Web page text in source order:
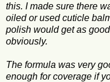
this. I made sure there
oiled or used cuticle
polish would get as
obviously.
The formula was very
enough for coverage if